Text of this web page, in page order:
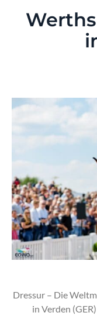
Dressur – Die
in Verden